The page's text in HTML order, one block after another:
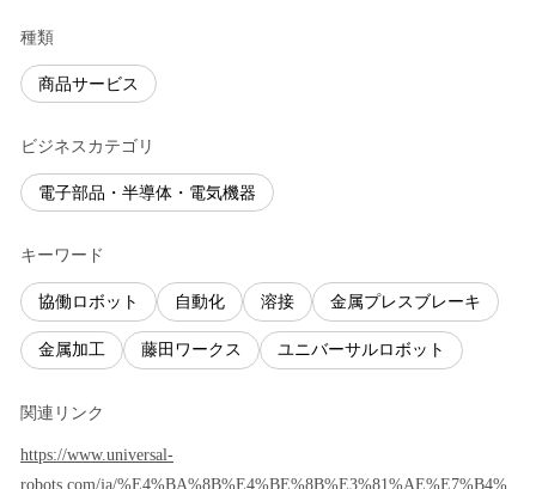
種類
商品サービス
ビジネスカテゴリ
電子部品・半導体・電気機器
キーワード
協働ロボット 自動化 溶接 金属プレスブレーキ
金属加工 藤田ワークス ユニバーサルロボット
関連リンク
https://www.universal-
robots.com/ja/%E4%BA%8B%E4%BE%8B%E3%81%AE%E7%B4%